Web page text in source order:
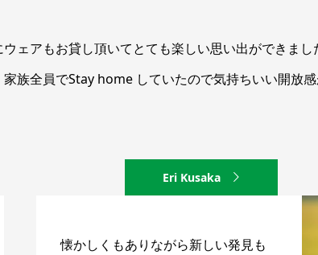
ェアもお貸し頂いてとても楽しい思い出ができまし
族全員でStay home していたので気持ちいい開放感
Eri Kusaka
懐かしくもありながら新しい発見も